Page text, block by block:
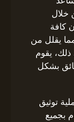
خلال
كافة
مما يقلل من
ذلك، يقوم
بشكل
توثيق
بجميع